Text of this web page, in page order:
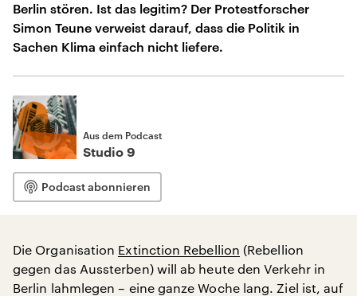
Berlin stören. Ist das legitim? Der Protestforscher
Simon Teune verweist darauf, dass die Politik in
Sachen Klima einfach nicht liefere.
Aus dem Podcast
Studio 9
Podcast abonnieren
Die Organisation Extinction Rebellion (Rebellion
gegen das Aussterben) will ab heute den Verkehr in
Berlin lahmlegen – eine ganze Woche lang. Ziel ist, auf